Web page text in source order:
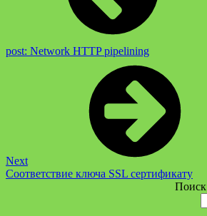
post: Network HTTP pipelining
Next
Соответствие ключа SSL сертификату
Поиск